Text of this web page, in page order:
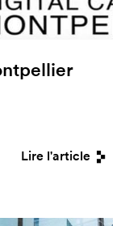
Lire l'article